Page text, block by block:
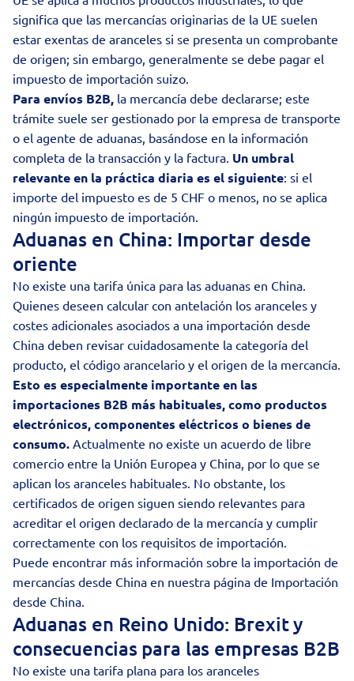
significa que las mercancías originarias de la UE suelen
estar exentas de aranceles si se presenta un comprobante
de origen; sin embargo, generalmente se debe pagar el
impuesto de importación suizo.
Para envíos B2B, la mercancía debe declararse; este
trámite suele ser gestionado por la empresa de transporte
o el agente de aduanas, basándose en la información
completa de la transacción y la factura. Un umbral
relevante en la práctica diaria es el siguiente: si el
importe del impuesto es de 5 CHF o menos, no se aplica
ningún impuesto de importación.
Aduanas en China: Importar desde
oriente
No existe una tarifa única para las aduanas en China.
Quienes deseen calcular con antelación los aranceles y
costes adicionales asociados a una importación desde
China deben revisar cuidadosamente la categoría del
producto, el código arancelario y el origen de la mercancía.
Esto es especialmente importante en las
importaciones B2B más habituales, como productos
electrónicos, componentes eléctricos o bienes de
consumo. Actualmente no existe un acuerdo de libre
comercio entre la Unión Europea y China, por lo que se
aplican los aranceles habituales. No obstante, los
certificados de origen siguen siendo relevantes para
acreditar el origen declarado de la mercancía y cumplir
correctamente con los requisitos de importación.
Puede encontrar más información sobre la importación de
mercancías desde China en nuestra página de Importación
desde China.
Aduanas en Reino Unido: Brexit y
consecuencias para las empresas B2B
No existe una tarifa plana para los aranceles